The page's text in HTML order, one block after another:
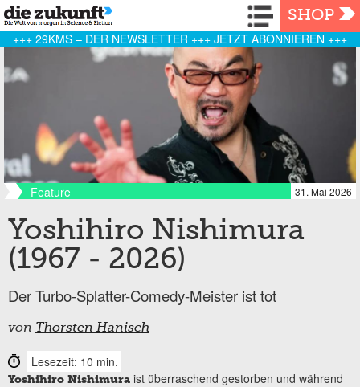
Navigation
SHOP
+++ 29KMS – DER NEWSLETTER +++ JETZT ABONNIEREN +++
Feature 31. Mai 2026
Yoshihiro Nishimura
(1967 - 2026)
Der Turbo-Splatter-Comedy-Meister ist tot
von Thorsten Hanisch
Lesezeit: 10 min.
Yoshihiro Nishimura ist überraschend gestorben und während